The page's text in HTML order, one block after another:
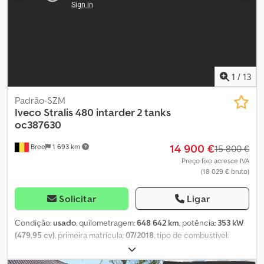
1 / 13
Bree 1 693 km
Padrão-SZM
Iveco Stralis 480 intarder 2 tanks
oc387630
14 900 €15 800 €
Preço fixo acresce IVA
(18 029 € bruto)
Solicitar Ligar
Condição:usado, quilometragem:648 642 km, potência: 353 kW
(479,95 cv), primeira matrícula:07/2018, tipo de combustível:
385/65R22.5
percentagem, configuração de eixo:4x2, distância entre eixos: